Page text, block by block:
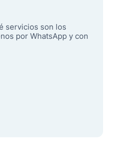
servicios son los
por WhatsApp y con